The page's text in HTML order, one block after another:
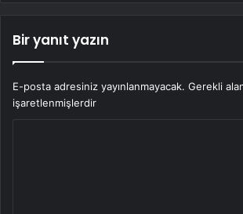
Bir yanıt yazın
E-posta adresiniz yayınlanmayacak. Gerekli
işaretlenmişlerdir